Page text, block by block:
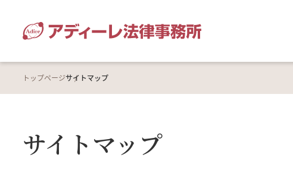
トップページサイトマップ
サイトマップ